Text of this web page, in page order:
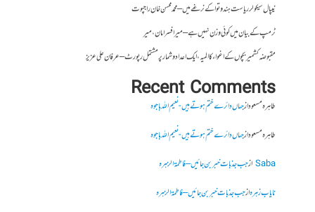
نیپال سیکولر ریاست ہندوتوا کے نرغے میں – محمد محسن خان راجپوت
ٹرمپ کے بیان میں کوئی وزن نہیں ہے – میر افسرامان،میر
مقبوضہ کشمیر بچوں کے اغواء کا المیہ، ایک اعداد و شمار پر مشتمل رپورٹ – عرفان علی عزیز
Recent Comments
طاہرہ مسعودازجہاں دائرے ختم ہوتے ہیں- نعیم اللہ باجوہ
طاہرہ مسعودازجہاں دائرے ختم ہوتے ہیں- نعیم اللہ باجوہ
Sabaازجب جذبات خبر بن جائیں – فاطمۃالزہرہ
نایاب زہرہازجب جذبات خبر بن جائیں – فاطمۃالزہرہ